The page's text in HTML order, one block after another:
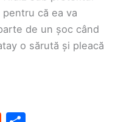
că ea va
de un șoc când
o sărută și pleacă